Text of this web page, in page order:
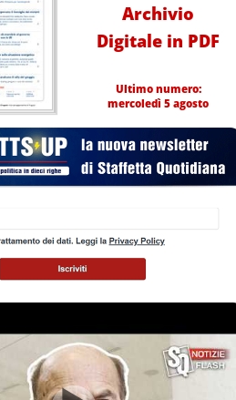
alle 13.50.
Archivio
Digitale in PDF
Ultimo numero:
mercoledì 5 agosto